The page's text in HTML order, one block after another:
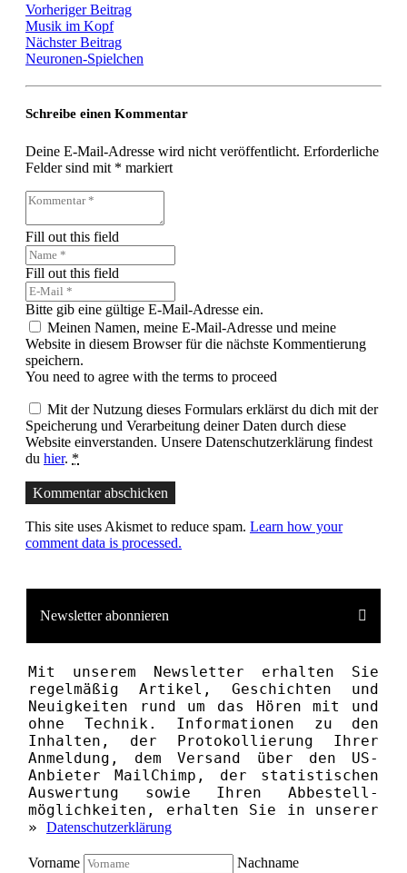
Vorheriger Beitrag
Musik im Kopf
Nächster Beitrag
Neuronen-Spielchen
Schreibe einen Kommentar
Deine E-Mail-Adresse wird nicht veröffentlicht. Erforderliche
Felder sind mit * markiert
Fill out this field
Fill out this field
Bitte gib eine gültige E-Mail-Adresse ein.
Meinen Namen, meine E-Mail-Adresse und meine
Website in diesem Browser für die nächste Kommentierung
speichern.
You need to agree with the terms to proceed
Mit der Nutzung dieses Formulars erklärst du dich mit der
Speicherung und Verarbeitung deiner Daten durch diese
Website einverstanden. Unsere Datenschutzerklärung findest
du hier. *
Kommentar abschicken
This site uses Akismet to reduce spam. Learn how your
comment data is processed.
Newsletter abonnieren
Mit unserem News­letter erhalten Sie
regelmäßig Artikel, Geschichten und
Neuigkeiten rund um das Hören mit und
ohne Technik. Informationen zu den
Inhalten, der Proto­kollierung Ihrer
Anmeldung, dem Versand über den US-
Anbieter MailChimp, der statistischen
Aus­wertung sowie Ihren Ab­bestell­­
möglichkeiten, erhalten Sie in unserer
» Datenschutzerklärung
Vorname
Nachname